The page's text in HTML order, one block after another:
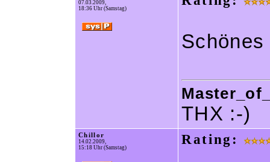
07.03.2009,
18:36 Uhr (Samstag)
THX :-)
Chillor
14.02.2009,
15:18 Uhr (Samstag)
Rating: